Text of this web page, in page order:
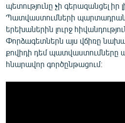
պետությունը չի գերազանցել իր
Պատվաստումների
երեխաներին լուրջ
Փորձագետներն այս վճիռը
քովիդի դեմ պատվաստումները
հնարավոր գործընթացում։